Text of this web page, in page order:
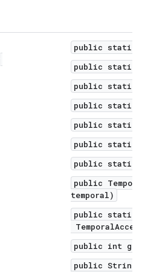
public static
public static
public static
public static
public static
public static
public static
public
temporal)
public static
public int
public String